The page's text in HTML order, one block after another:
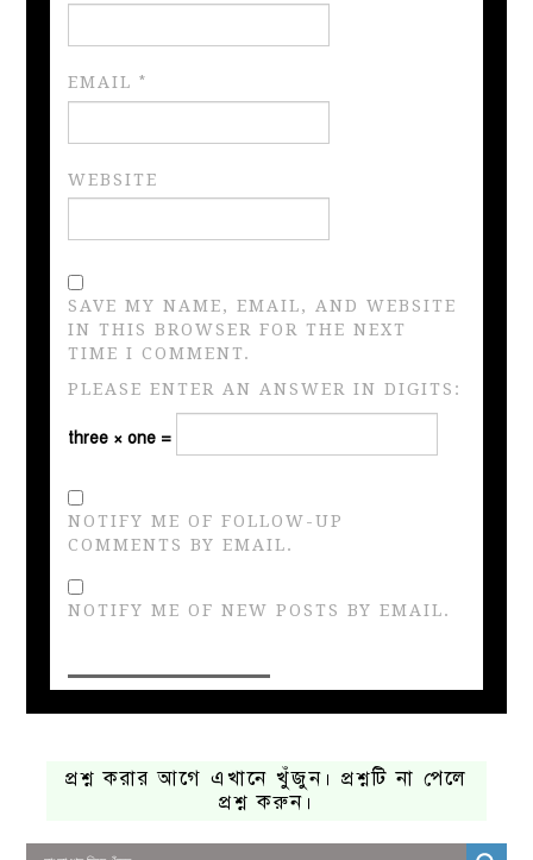
EMAIL*
WEBSITE
SAVE MY NAME, EMAIL, AND WEBSITE
IN THIS BROWSER FOR THE NEXT
TIME I COMMENT.
PLEASE ENTER AN ANSWER IN DIGITS:
three × one =
NOTIFY ME OF FOLLOW-UP
COMMENTS BY EMAIL.
NOTIFY ME OF NEW POSTS BY EMAIL.
প্রশ্ন করার আগে এখানে খুঁজুন। প্রশ্নটি না পেলে
প্রশ্ন করুন।